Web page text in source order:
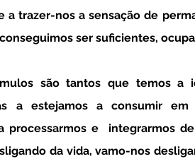
trazer-nos a sensação de
ser suficientes,
a estejamos a consumir
processarmos e  integrarmos
da vida, vamo-nos